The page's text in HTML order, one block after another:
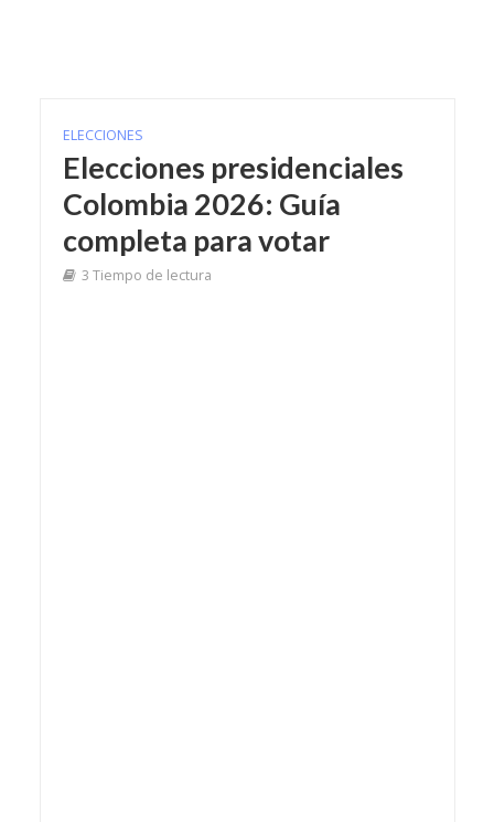
ELECCIONES
Elecciones presidenciales
Colombia 2026: Guía
completa para votar
3 Tiempo de lectura